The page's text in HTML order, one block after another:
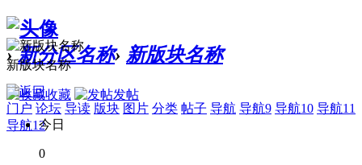
› 新分区名称› 新版块名称
门户 论坛 导读 版块 图片 分类 帖子 导航 导航9 导航10 导航11
导航12
新版块名称
收藏 发帖
今日
0